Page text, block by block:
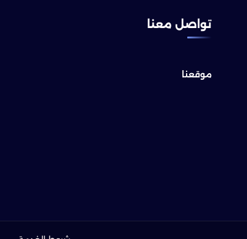
تواصل معنا
موقعنا